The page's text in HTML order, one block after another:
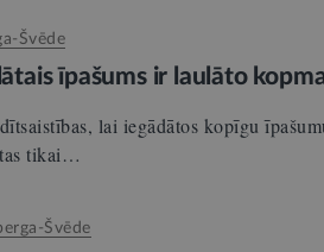
Švēde
īpašums ir laulāto
lai iegādātos kopīgu
tikai…
Švēde